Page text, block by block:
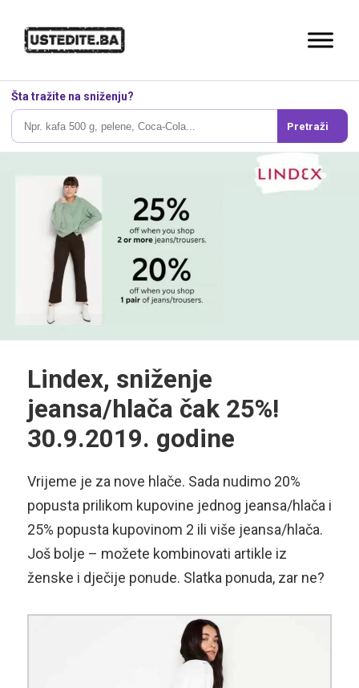
Šta tražite na sniženju?
Pretraži
Lindex, sniženje
jeansa/hlača čak 25%!
30.9.2019. godine
Vrijeme je za nove hlače. Sada nudimo 20%
popusta prilikom kupovine jednog jeansa/hlača i
25% popusta kupovinom 2 ili više jeansa/hlača.
Još bolje – možete kombinovati artikle iz
ženske i dječije ponude. Slatka ponuda, zar ne?